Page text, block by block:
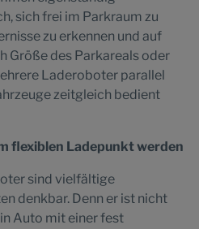
sich frei im Parkraum zu
zu erkennen und auf
Größe des Parkareals oder
Laderoboter parallel
zeitgleich bedient
flexiblen Ladepunkt werden
sind vielfältige
denkbar. Denn er ist nicht
Auto mit einer fest